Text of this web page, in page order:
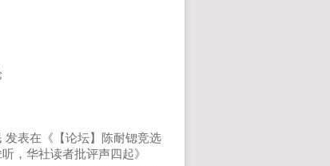
发表在《 【论坛】陈耐锶竞选
，华社读者批评声四起》